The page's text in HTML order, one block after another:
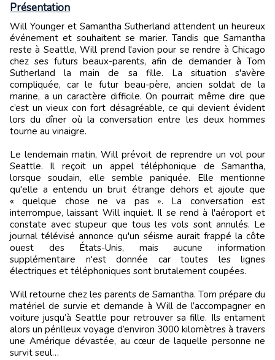
Présentation
Will Younger et Samantha Sutherland attendent un heureux
événement et souhaitent se marier. Tandis que Samantha
reste à Seattle, Will prend l'avion pour se rendre à Chicago
chez ses futurs beaux-parents, afin de demander à Tom
Sutherland la main de sa fille. La situation s'avère
compliquée, car le futur beau-père, ancien soldat de la
marine, a un caractère difficile. On pourrait même dire que
c’est un vieux con fort désagréable, ce qui devient évident
lors du dîner où la conversation entre les deux hommes
tourne au vinaigre.
Le lendemain matin, Will prévoit de reprendre un vol pour
Seattle. Il reçoit un appel téléphonique de Samantha,
lorsque soudain, elle semble paniquée. Elle mentionne
qu'elle a entendu un bruit étrange dehors et ajoute que
« quelque chose ne va pas ». La conversation est
interrompue, laissant Will inquiet. Il se rend à l'aéroport et
constate avec stupeur que tous les vols sont annulés. Le
journal télévisé annonce qu'un séisme aurait frappé la côte
ouest des États-Unis, mais aucune information
supplémentaire n'est donnée car toutes les lignes
électriques et téléphoniques sont brutalement coupées.
Will retourne chez les parents de Samantha. Tom prépare du
matériel de survie et demande à Will de l’accompagner en
voiture jusqu’à Seattle pour retrouver sa fille. Ils entament
alors un périlleux voyage d’environ 3000 kilomètres à travers
une Amérique dévastée, au cœur de laquelle personne ne
survit seul…